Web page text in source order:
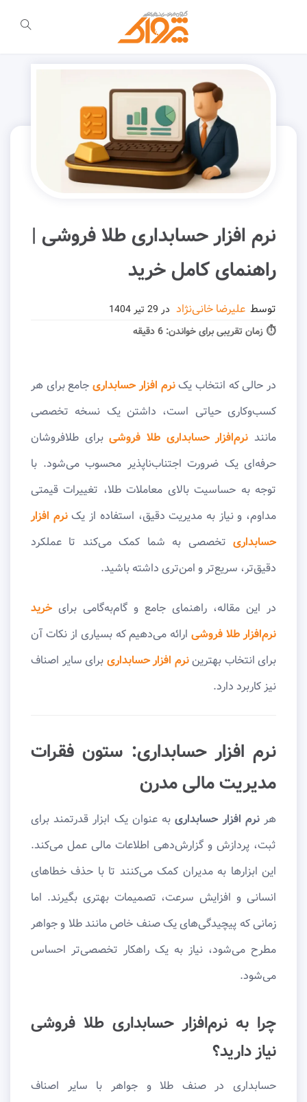
نرم‌ افزار حسابداری طلا فروشی |
راهنمای کامل خرید
توسط علیرضا خانی‌نژاد در
⏱ زمان تقریبی برای خواندن: 6 دقیقه
در حالی که انتخاب یکنرم افزار حسابداریجامع برای هر
کسب‌وکاری حیاتی است، داشتن یک نسخه تخصصی
مانند نرم‌افزار حسابداری طلا فروشیبرای طلافروشان
حرفه‌ای یک ضرورت اجتناب‌ناپذیر محسوب می‌شود. با
توجه به حساسیت بالای معاملات طلا، تغییرات قیمتی
مداوم، و نیاز به مدیریت دقیق، استفاده از یکنرم افزار
حسابداری تخصصی به شما کمک می‌کند تا عملکرد
دقیق‌تر، سریع‌تر و امن‌تری داشته باشید.
در این مقاله، راهنمای جامع و گام‌به‌گامی برای خرید
نرم‌افزار طلا فروشیارائه می‌دهیم که بسیاری از نکات آن
برای انتخاب بهتریننرم افزار حسابداری برای سایر اصناف
نیز کاربرد دارد.
نرم افزار حسابداری: ستون فقرات
مدیریت مالی مدرن
هرنرم افزار حسابداریبه عنوان یک ابزار قدرتمند برای
ثبت، پردازش و گزارش‌دهی اطلاعات مالی عمل می‌کند.
این ابزارها به مدیران کمک می‌کنند تا با حذف خطاهای
انسانی و افزایش سرعت، تصمیمات بهتری بگیرند. اما
زمانی که پیچیدگی‌های یک صنف خاص مانند طلا و جواهر
مطرح می‌شود، نیاز به یک راهکار تخصصی‌تر احساس
می‌شود.
چرا به نرم‌افزار حسابداری طلا فروشی
نیاز دارید؟
حسابداری در صنف طلا و جواهر با سایر اصناف